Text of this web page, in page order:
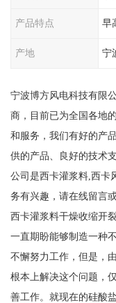
产品特点 早
产地 宁
宁波博方风电科技有限
商，目前已为全国各地
和服务，我们有好的产
供的产品、良好的技术
公司是西卡灌浆料,西卡
务有兴趣，请在线留言
西卡灌浆料干燥收缩开
一直期盼能够制造一种
不懈努力工作，但是，
根本上解决这个问题，
善工作。就现在的硅酸